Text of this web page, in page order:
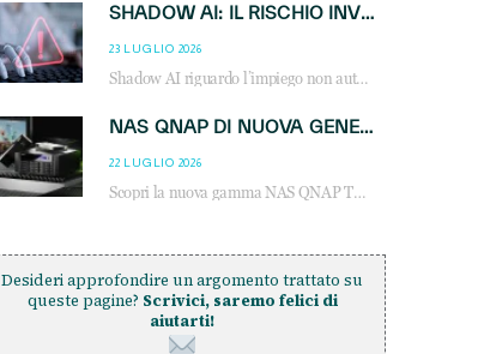
SHADOW AI: IL RISCHIO INVISIBILE CHE LE AZIENDE POSSONO GOVERNARE
23 LUGLIO 2026
Shadow AI riguardo l’impiego non autorizzato di sistemi AI all’interno dell’azienda. E’ una pratica che si diffonde a partire dai dipendenti fino ai dirigenti e mette a repentaglio la cybersecurity, con costi più elevati per le organizzazioni. Due recenti report illustrano il fenomeno e forniscono dati in merito
NAS QNAP DI NUOVA GENERAZIONE: PIÙ PRESTAZIONI, SCALABILITÀ E PROTEZIONE DEI DATI PER LE INFRASTRUTTURE IT MODERNE
22 LUGLIO 2026
Scopri la nuova gamma NAS QNAP TS-h1465U-RP, TS-h1065eU e TS-h665U: storage aziendale con ZFS, DDR5, E1.S NVMe e connettività 2.5GbE per backup, virtualizzazione e cybersecurity.
Desideri approfondire un argomento trattato su
queste pagine? Scrivici, saremo felici di
aiutarti!